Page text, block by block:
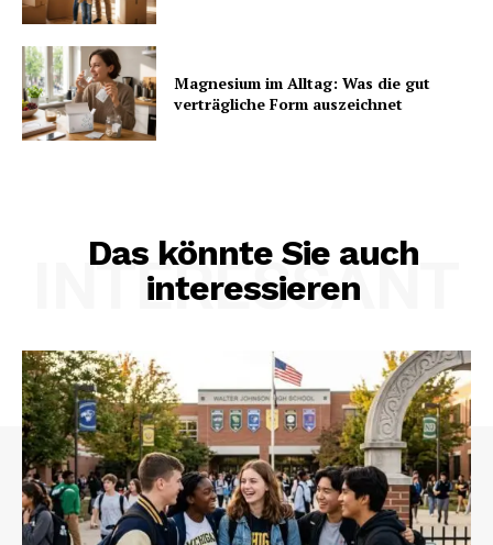
Magnesium im Alltag: Was die gut
verträgliche Form auszeichnet
Das könnte Sie auch
interessieren
INTERESSANT